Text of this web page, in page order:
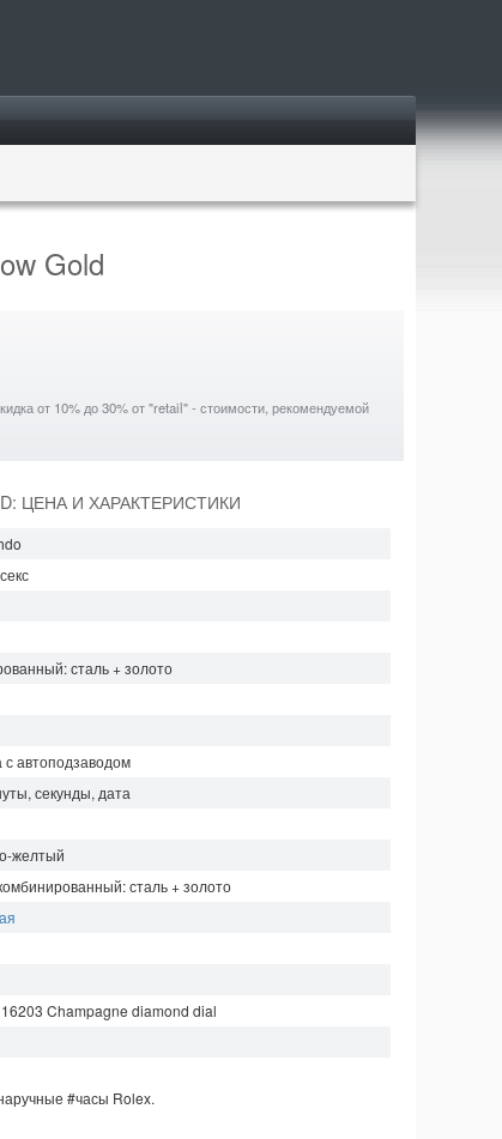
Gold
от 10% до 30% от "retail" - стоимости, рекомендуемой
ЦЕНА И ХАРАКТЕРИСТИКИ
сталь + золото
с автоподзаводом
секунды, дата
желтый
сталь + золото
Champagne diamond dial
#часы Rolex.